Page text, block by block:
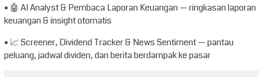
• 🤖 AI Analyst & Pembaca Laporan Keuangan — ringkasan laporan
keuangan & insight otomatis
• 📈 Screener, Dividend Tracker & News Sentiment — pantau
peluang, jadwal dividen, dan berita berdampak ke pasar